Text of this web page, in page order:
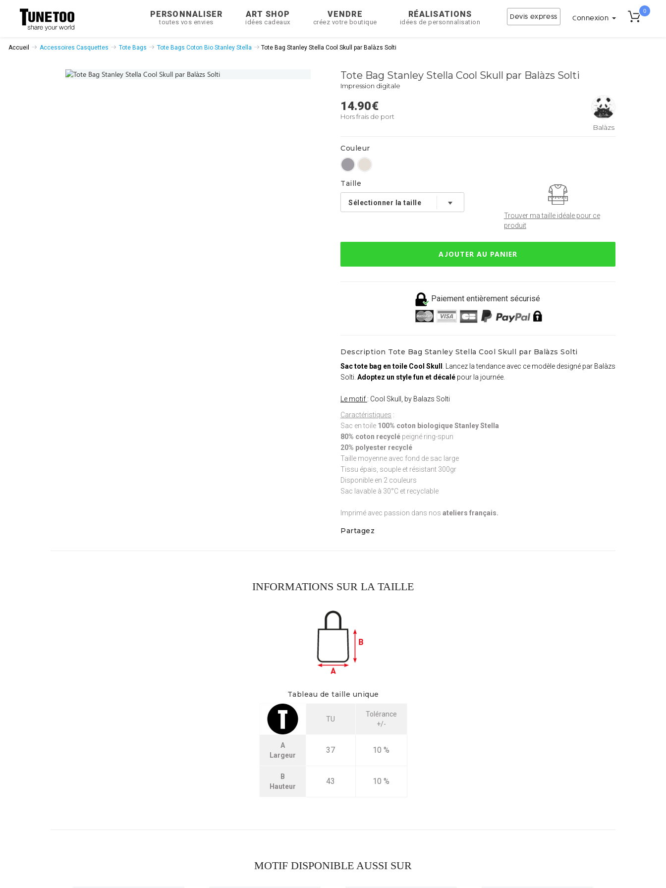
PERSONNALISER
toutes vos envies
ART SHOP
idées cadeaux
VENDRE
créez votre boutique
RÉALISATIONS
idées de personnalisation
Devis express Connexion
0
Accueil Accessoires Casquettes Tote Bags Tote Bags Coton Bio Stanley Stella Tote Bag Stanley Stella Cool Skull par Balàzs Solti
Tote Bag Stanley Stella Cool Skull par Balàzs Solti
Impression digitale
14.90€
Hors frais de port
Balàzs
Couleur
Taille
Trouver ma taille idéale pour ce
produit
AJOUTER AU PANIER
Paiement entièrement sécurisé
Description Tote Bag Stanley Stella Cool Skull par Balàzs Solti
Sac tote bag en toile Cool Skull
. Lancez la tendance avec ce modèle designé par Balàzs
Solti. Adoptez un style fun et décalé pour la journée.
Le motif : Cool Skull, by Balazs Solti
Caractéristiques :
Sac en toile 100% coton biologique Stanley Stella
80% coton recyclé peigné ring-spun
20% polyester recyclé
Taille moyenne avec fond de sac large
Tissu épais, souple et résistant 300gr
Disponible en 2 couleurs
Sac lavable à 30°C et recyclable
Imprimé avec passion dans nos ateliers français.
Partagez
INFORMATIONS SUR LA TAILLE
Tableau de taille unique
TU
Tolérance
+/-
A
Largeur
37 10 %
B
Hauteur
43 10 %
MOTIF DISPONIBLE AUSSI SUR